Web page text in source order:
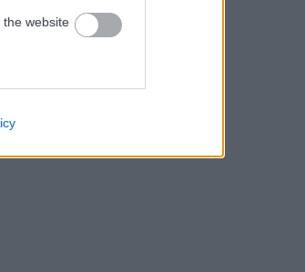
website